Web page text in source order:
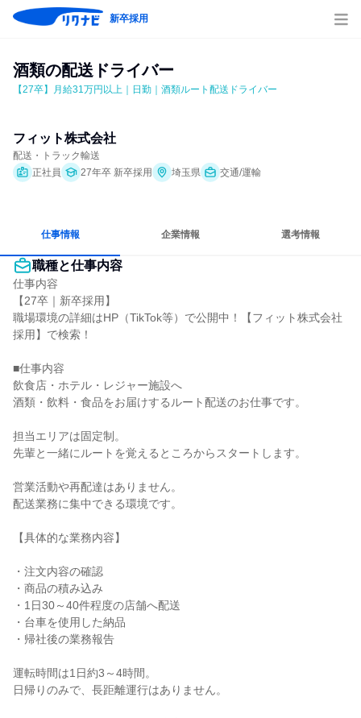
新卒採用
酒類の配送ドライバー
【27卒】月給31万円以上｜日勤｜酒類ルート配送ドライバー
フィット株式会社
配送・トラック輸送
正社員
27年卒 新卒採用 埼玉県 交通/運輸
仕事情報 企業情報 選考情報
職種と仕事内容
仕事内容
【27卒｜新卒採用】
職場環境の詳細はHP（TikTok等）で公開中！【フィット株式会社
採用】で検索！
■仕事内容
飲食店・ホテル・レジャー施設へ
酒類・飲料・食品をお届けするルート配送のお仕事です。
担当エリアは固定制。
先輩と一緒にルートを覚えるところからスタートします。
営業活動や再配達はありません。
配送業務に集中できる環境です。
【具体的な業務内容】
・注文内容の確認
・商品の積み込み
・1日30～40件程度の店舗へ配送
・台車を使用した納品
・帰社後の業務報告
運転時間は1日約3～4時間。
日帰りのみで、長距離運行はありません。